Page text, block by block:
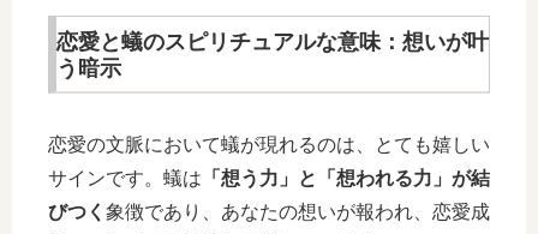
恋愛と蟻のスピリチュアルな意味：想いが叶
う暗示
恋愛の文脈において蟻が現れるのは、とても嬉しい
サインです。蟻は 「想う力」と「想われる力」が結
びつく 象徴であり、あなたの想いが報われ、恋愛成